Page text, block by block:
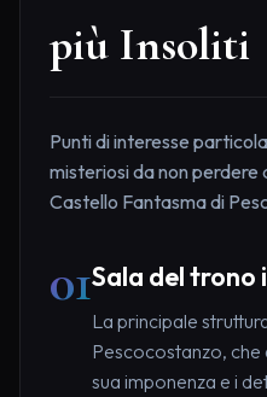
più Insoliti
Punti di interesse
misteriosi da non perdere
Castello Fantasma di
01Sala del trono
La principale
Pescocostanzo, che
sua imponenza e i